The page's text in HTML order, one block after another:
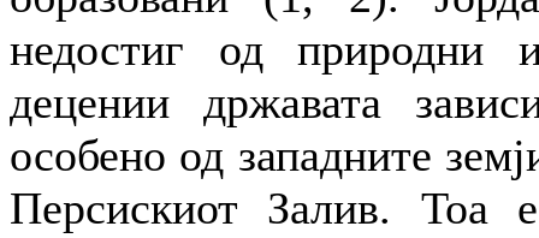
недостиг од природни
децении државата
особено од западните
Персискиот Залив. Тоа